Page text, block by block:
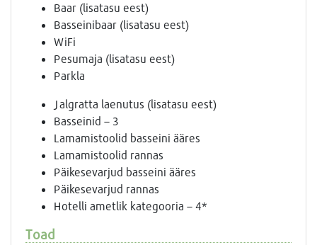
Baar (lisatasu eest)
Basseinibaar (lisatasu eest)
WiFi
Pesumaja (lisatasu eest)
Parkla
Jalgratta laenutus (lisatasu eest)
Basseinid – 3
Lamamistoolid basseini ääres
Lamamistoolid rannas
Päikesevarjud basseini ääres
Päikesevarjud rannas
Hotelli ametlik kategooria – 4*
Toad